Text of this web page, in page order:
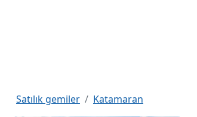
Satılık gemiler
Katamaran